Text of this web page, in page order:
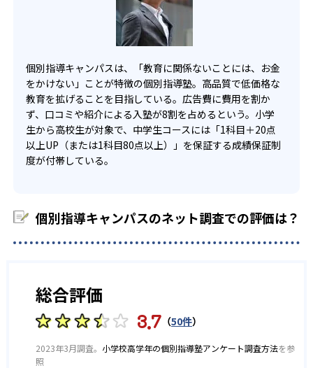
高校の合格実績
小金高校 - 専修大学松戸高校 -
越ヶ谷高校 - 浦和学院高校 -
北野高校 -
洛南高校 - 膳所高校 -
西大和学園高校
大学の合格実績
個別指導キャンパスは、「教育に関係ないことには、お金
をかけない」ことが特徴の個別指導塾。高品質で低価格な
教育を拡げることを目指している。広告費に費用を割か
ず、口コミや紹介による入塾が8割を占めるという。小学
生から高校生が対象で、中学生コースには「1科目＋20点
以上UP（または1科目80点以上）」を保証する成績保証制
度が付帯している。
個別指導キャンパスのネット調査での評価は？
総合評価
3.7 （50件）
2023年3月調査。 小学校高学年の個別指導塾アンケート調査方法を参
照